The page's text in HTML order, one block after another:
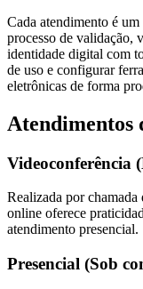
Cada atendimento é um
processo de validação,
identidade digital com
de uso e configurar
eletrônicas de forma
Atendimentos
Videoconferência
Realizada por chamada
online oferece
atendimento presencial.
Presencial (Sob